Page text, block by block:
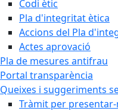
Codi ètic
Pla d'integritat ètica
Accions del Pla
Actes aprovació
Pla de mesures antifrau
Portal transparència
Queixes i suggeriments
Tràmit per